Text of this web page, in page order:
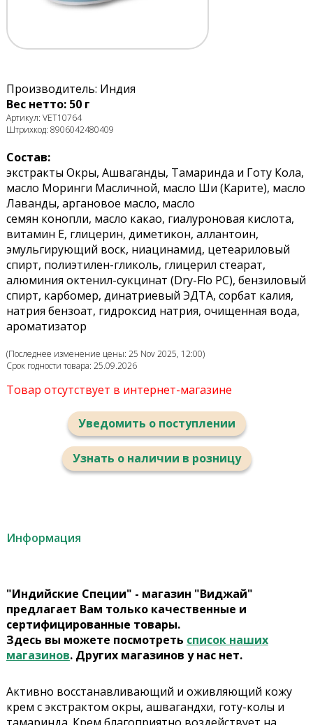
Производитель: Индия
Вес нетто: 50 г
Артикул: VET10764
Штрихкод: 8906042480409
Состав:
экстракты Окры, Ашваганды, Тамаринда и Готу Кола,
масло Моринги Масличной, масло Ши (Карите), масло
Лаванды, аргановое масло, масло
семян конопли, масло какао, гиалуроновая кислота,
витамин Е, глицерин, диметикон, аллантоин,
эмульгирующий воск, ниацинамид, цетеариловый
спирт, полиэтилен-гликоль, глицерил стеарат,
алюминия октенил-сукцинат (Dry-Flo PC), бензиловый
спирт, карбомер, динатриевый ЭДТА, сорбат калия,
натрия бензоат, гидроксид натрия, очищенная вода,
ароматизатор
(Последнее изменение цены: 25 Nov 2025, 12:00)
Срок годности товара: 25.09.2026
Товар отсутствует в интернет-магазине
Уведомить о поступлении
Узнать о наличии в розницу
Информация
"Индийские Специи" - магазин "Виджай"
предлагает Вам только качественные и
сертифицированные товары.
Здесь вы можете посмотреть список наших
магазинов. Других магазинов у нас нет.
Активно восстанавливающий и оживляющий кожу
крем с экстрактом окры, ашвагандхи, готу-колы и